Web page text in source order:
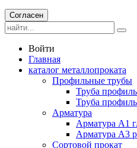
Согласен
Войти
Главная
каталог металлопроката
Профильные трубы
Труба
Труба
Арматура
Арматура А1
Арматура А3
Сортовой прокат